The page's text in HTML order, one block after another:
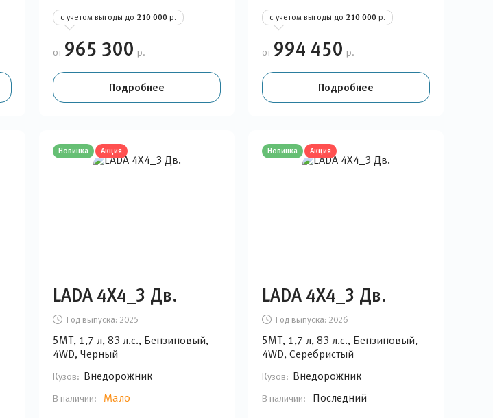
с учетом выгоды до 210 000 р.
от 965 300 р.
Подробнее
с учетом выгоды до 210 000 р.
от 994 450 р.
Подробнее
Новинка Акция
LADA 4Х4_3 Дв.
Год выпуска: 2025
5MT, 1,7 л, 83 л.с., Бензиновый,
4WD, Черный
Кузов: Внедорожник
В наличии: Мало
Новинка Акция
LADA 4Х4_3 Дв.
Год выпуска: 2026
5MT, 1,7 л, 83 л.с., Бензиновый,
4WD, Серебристый
Кузов: Внедорожник
В наличии: Последний